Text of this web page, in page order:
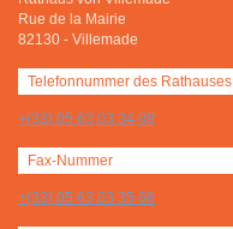
Rue de la Mairie
82130 - Villemade
Telefonnummer des Rathauses
+(33) 05 63 03 34 09
Fax-Nummer
+(33) 05 63 03 35 66